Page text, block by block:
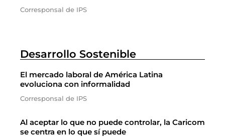
Corresponsal de IPS
Desarrollo Sostenible
El mercado laboral de América Latina
evoluciona con informalidad
Corresponsal de IPS
Al aceptar lo que no puede controlar, la Caricom
se centra en lo que sí puede